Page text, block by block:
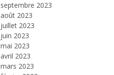
septembre 2023
août 2023
juillet 2023
juin 2023
mai 2023
avril 2023
mars 2023